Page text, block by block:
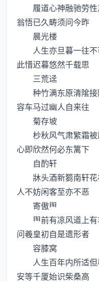
履道心神融驰劳性
翁悟已久畴须问今昨
晨光楼
人生亦旦暮一往不
此惜迟暮悠然千载思
三荒迳
种竹满东原清隂接
容车马过幽人自来往
菊存坡
杪秋风气肃繁霜被
心即欣然何必东篱下
自酌轩
牀头酒新篘南轩花
人不妨闲客至亦不恶
寄傲
前有凉风道上有
问羲皇初自是遗形者
容膝窝
人生百年内所适但
安等千厦始识柴桑高